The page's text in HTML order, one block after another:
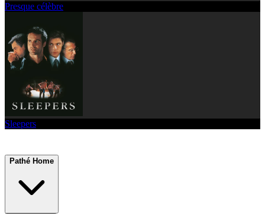
Presque célèbre
Sleepers
Pathé Home